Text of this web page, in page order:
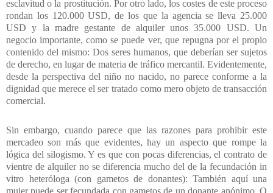
esclavitud o la prostitución. Por otro lado, los costes de este proceso
rondan los 120.000 USD, de los que la agencia se lleva 25.000
USD y la madre gestante de alquiler unos 35.000 USD. Un
negocio importante, como se puede ver, que repugna por el propio
contenido del mismo: Dos seres humanos, que deberían ser sujetos
de derecho, en lugar de materia de tráfico mercantil. Evidentemente,
desde la perspectiva del niño no nacido, no parece conforme a la
dignidad que merece el ser tratado como mero objeto de transacción
comercial.
Sin embargo, cuando parece que las razones para prohibir este
mercadeo son más que evidentes, hay un aspecto que rompe la
lógica del silogismo. Y es que con pocas diferencias, el contrato de
vientre de alquiler no se diferencia mucho del de la fecundación in
vitro heteróloga (con gametos de donantes): También aquí una